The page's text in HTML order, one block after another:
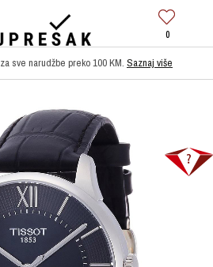
0
za sve narudžbe preko 100 KM. Saznaj više